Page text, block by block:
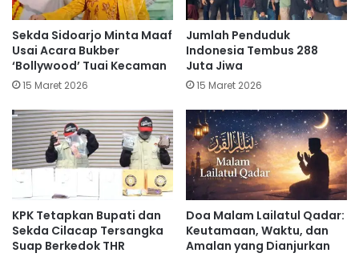
Sekda Sidoarjo Minta Maaf
Usai Acara Bukber
‘Bollywood’ Tuai Kecaman
15 Maret 2026
Jumlah Penduduk
Indonesia Tembus 288
Juta Jiwa
15 Maret 2026
KPK Tetapkan Bupati dan
Sekda Cilacap Tersangka
Suap Berkedok THR
​Doa Malam Lailatul Qadar:
Keutamaan, Waktu, dan
Amalan yang Dianjurkan